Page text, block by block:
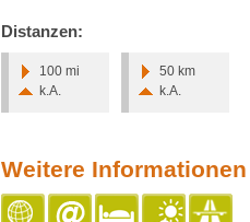
Distanzen:
100 mi
k.A.
50 km
k.A.
Weitere Informationen